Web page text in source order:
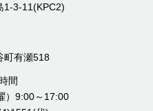
1-3-11(KPC2)
町有瀬518
間
）9:00～17:00